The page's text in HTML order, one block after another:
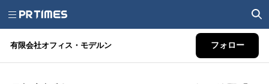
有限会社オフィス・モデルン フォロー